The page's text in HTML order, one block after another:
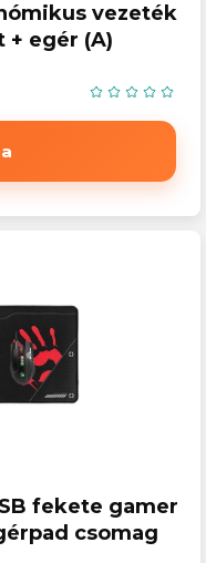
vezeték
egér (A)
fekete gamer
csomag